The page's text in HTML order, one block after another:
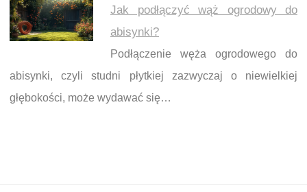
Jak podłączyć wąż ogrodowy do
abisynki?
Podłączenie węża ogrodowego do
abisynki, czyli studni płytkiej zazwyczaj o niewielkiej
głębokości, może wydawać się…